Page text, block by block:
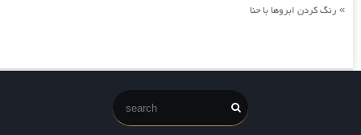
» رنگ کردن ابروها با حنا